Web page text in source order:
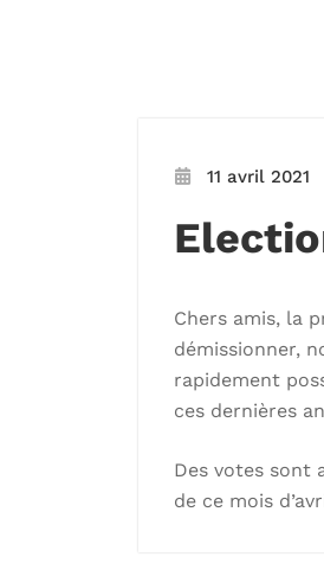
11 avril 2021
Chers amis, la
démissionner,
rapidement
ces dernières
Des votes sont
de ce mois